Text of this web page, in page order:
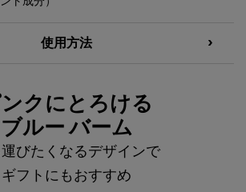
使用方法
ーム クにとろける
ブルー バーム
びたくなるデザインで
ギフトにもおすすめ